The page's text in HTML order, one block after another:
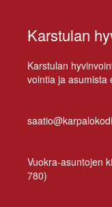
Karstulan
Kars­tu­lan
voin­tia ja asu­mis­ta
Vuo­kra-asun­to­jen
780)